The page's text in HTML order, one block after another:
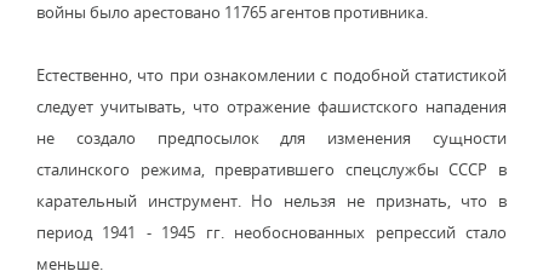
войны было арестовано 11765 агентов противника.
Естественно, что при ознакомлении с подобной статистикой
следует учитывать, что отражение фашистского нападения
не создало предпосылок для изменения сущности
сталинского режима, превратившего спецслужбы СССР в
карательный инструмент. Но нельзя не признать, что в
период 1941 - 1945 гг. необоснованных репрессий стало
меньше.